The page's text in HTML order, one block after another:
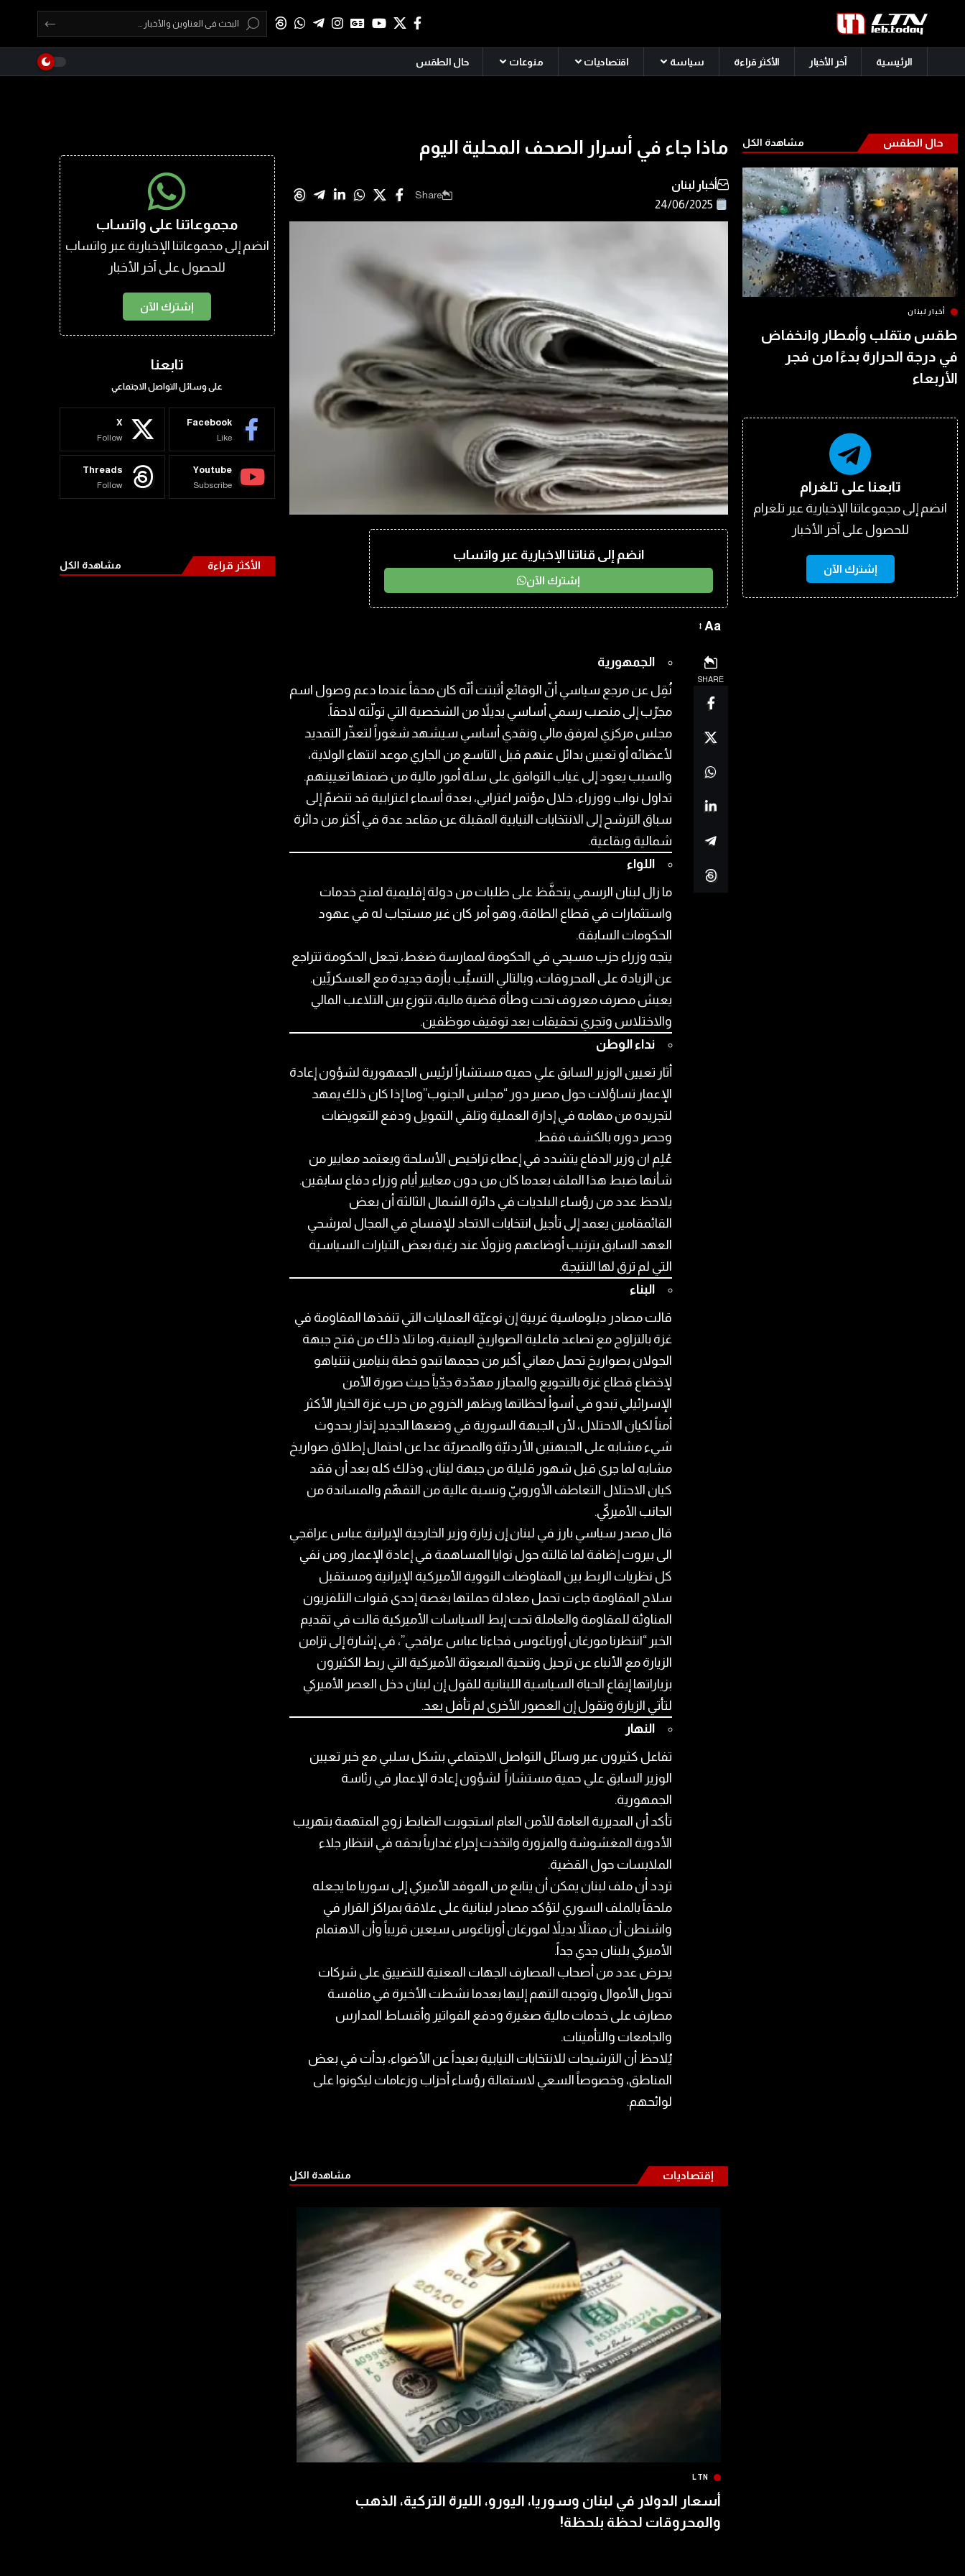
الرئيسية آخر الأخبار الأكثر قراءة سياسة اقتصاديات منوعات حال الطقس
حال الطقس مشاهدة الكل
أخبار لبنان
طقس متقلب وأمطار وانخفاض
في درجة الحرارة بدءًا من فجر
الأربعاء
تابعنا على تلغرام
انضم إلى مجموعاتنا الإخبارية عبر تلغرام
للحصول على آخر الأخبار
إشترك الآن
ماذا جاء في أسرار الصحف المحلية اليوم
أخبار لبنان
Share
انضم إلى قناتنا الإخبارية عبر واتساب
إشترك الآن
Aa
SHARE
الجمهورية
نُقِل عن مرجع سياسي أنّ الوقائع أثبتت أنّه كان محقاً عندما دعم وصول اسم
مجرّب إلى منصب رسمي أساسي بديلاً من الشخصية التي تولّته لاحقاً.
مجلس مركزي لمرفق مالي ونقدي أساسي سيشهد شغوراً لتعذّر التمديد
لأعضائه أو تعيين بدائل عنهم قبل التاسع من الجاري موعد انتهاء الولاية،
والسبب يعود إلى غياب التوافق على سلة أمور مالية من ضمنها تعيينهم.
تداول نواب ووزراء، خلال مؤتمر اغترابي، بعدة أسماء اغترابية قد تنضمّ إلى
سباق الترشح إلى الانتخابات النيابية المقبلة عن مقاعد عدة في أكثر من دائرة
شمالية وبقاعية.
اللواء
ما زال لبنان الرسمي يتحفَّظ على طلبات من دولة إقليمية لمنح خدمات
واستثمارات في قطاع الطاقة، وهو أمر كان غير مستجاب له في عهود
الحكومات السابقة.
يتجه وزراء حزب مسيحي في الحكومة لممارسة ضغط، تجعل الحكومة تتراجع
عن الزيادة على المحروقات، وبالتالي التسبُّب بأزمة جديدة مع العسكريِّين.
يعيش مصرف معروف تحت وطأة قضية مالية، تتوزع بين التلاعب المالي
والاختلاس وتجري تحقيقات بعد توقيف موظفين.
نداء الوطن
أثار تعيين الوزير السابق علي حميه مستشاراً لرئيس الجمهورية لشؤون إعادة
الإعمار تساؤلات حول مصير دور “مجلس الجنوب”وما إذا كان ذلك يمهد
لتجريده من مهامه في إدارة العملية وتلقي التمويل ودفع التعويضات
وحصر دوره بالكشف فقط.
عُلِم ان وزير الدفاع يتشدد في إعطاء تراخيص الأسلحة ويعتمد معايير من
شأنها ضبط هذا الملف بعدما كان من دون معايير أيام وزراء دفاع سابقين.
يلاحظ عدد من رؤساء البلديات في دائرة الشمال الثالثة أن بعض
القائمقامين يعمد إلى تأجيل انتخابات الاتحاد للإفساح في المجال لمرشحي
العهد السابق بترتيب أوضاعهم ونزولاً عند رغبة بعض التيارات السياسية
التي لم ترق لها النتيجة.
البناء
قالت مصادر دبلوماسية غربية إن نوعيّة العمليات التي تنفذها المقاومة في
غزة بالتزاوج مع تصاعد فاعلية الصواريخ اليمنية، وما تلا ذلك من فتح جبهة
الجولان بصواريخ تحمل معاني أكبر من حجمها تبدو خطة بنيامين نتنياهو
لإخضاع قطاع غزة بالتجويع والمجازر مهدّدة جدّياً حيث صورة الأمن
الإسرائيلي تبدو في أسوأ لحظاتها ويظهر الخروج من حرب غزة الخيار الأكثر
أمناً لكيان الاحتلال، لأن الجبهة السورية في وضعها الجديد إنذار بحدوث
شيء مشابه على الجبهتين الأردنيّة والمصريّة عدا عن احتمال إطلاق صواريخ
مشابه لما جرى قبل شهور قليلة من جبهة لبنان، وذلك كله بعد أن فقد
كيان الاحتلال التعاطف الأوروبيّ ونسبة عالية من التفهّم والمساندة من
الجانب الأميركيّ.
قال مصدر سياسي بارز في لبنان إن زيارة وزير الخارجية الإيرانية عباس عراقجي
الى بيروت إضافة لما قالته حول نوايا المساهمة في إعادة الإعمار ومن نفي
كل نظريات الربط بين المفاوضات النووية الأميركية الإيرانية ومستقبل
سلاح المقاومة جاءت تحمل معادلة حملتها بغصة إحدى قنوات التلفزيون
المناوئة للمقاومة والعاملة تحت إبط السياسات الأميركية قالت في تقديم
الخبر “انتظرنا مورغان أورتاغوس فجاءنا عباس عراقجي”، في إشارة إلى تزامن
الزيارة مع الأنباء عن ترحيل وتنحية المبعوثة الأميركية التي ربط الكثيرون
بزياراتها إيقاع الحياة السياسية اللبنانية للقول إن لبنان دخل العصر الأميركي
لتأتي الزيارة وتقول إن العصور الأخرى لم تأفل بعد.
النهار
تفاعل كثيرون عبر وسائل التواصل الاجتماعي بشكل سلبي مع خبر تعيين
الوزير السابق علي حمية مستشاراً لشؤون إعادة الإعمار في رئاسة
الجمهورية.
تأكد أن المديرية العامة للأمن العام استجوبت الضابط زوج المتهمة بتهريب
الأدوية المغشوشة والمزورة واتخذت إجراء غدارياً بحقه في انتظار جلاء
الملابسات حول القضية.
تردد أن ملف لبنان يمكن أن يتابع من الموفد الأميركي إلى سوريا ما يجعله
ملحقاً بالملف السوري لتؤكد مصادر لبنانية على علاقة بمراكز القرار في
واشنطن أن ممثلاً بديلاً لمورغان أورتاغوس سيعين قريباً وأن الاهتمام
الأميركي بلبنان جدي جداً.
يحرض عدد من أصحاب المصارف الجهات المعنية للتضييق على شركات
تحويل الأموال وتوجيه التهم إليها بعدما نشطت الأخيرة في منافسة
مصارف على خدمات مالية صغيرة ودفع الفواتير وأقساط المدارس
والجامعات والتأمينات.
يُلاحظ أن الترشيحات للانتخابات النيابية بعيداً عن الأضواء، بدأت في بعض
المناطق، وخصوصاً السعي لاستمالة رؤساء أحزاب وزعامات ليكونوا على
لوائحهم.
إقتصاديات مشاهدة الكل
LTN
أسعار الدولار في لبنان وسوريا، اليورو، الليرة التركية، الذهب
والمحروقات لحظة بلحظة!
مجموعاتنا على واتساب
انضم إلى مجموعاتنا الإخبارية عبر واتساب
للحصول على آخر الأخبار
إشترك الآن
تابعنا
على وسائل التواصل الاجتماعي
Facebook
Like
X
Follow
Youtube
Subscribe
Threads
Follow
الأكثر قراءة مشاهدة الكل